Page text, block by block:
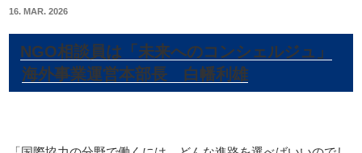
16. MAR. 2026
NGO相談員は「未来へのコンシェルジュ」
海外事業運営本部長 白幡利雄